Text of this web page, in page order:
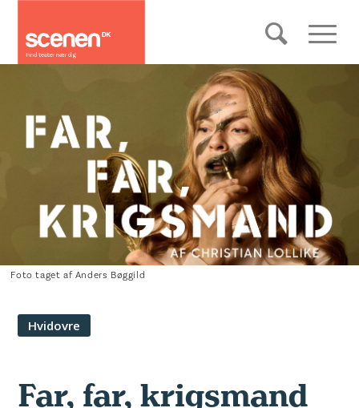
Foto taget af Anders Bøggild
Hvidovre
Far, far, krigsmand